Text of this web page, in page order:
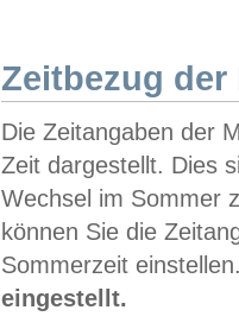
Zeitbezug der
Die Zeitangaben der
Zeit dargestellt. Dies
Wechsel im Sommer
können Sie die
Sommerzeit
eingestellt.